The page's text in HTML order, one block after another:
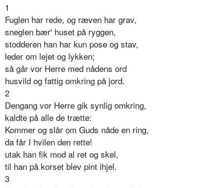
1
Fuglen har rede, og ræven har grav,
sneglen bær' huset på ryggen,
stodderen han har kun pose og stav,
leder om lejet og lykken;
så går vor Herre med nådens ord
husvild og fattig omkring på jord.
2
Dengang vor Herre gik synlig omkring,
kaldte på alle de trætte:
Kommer og slår om Guds nåde en ring,
da får I hvilen den rette!
utak han fik mod al ret og skel,
til han på korset blev pint ihjel.
3